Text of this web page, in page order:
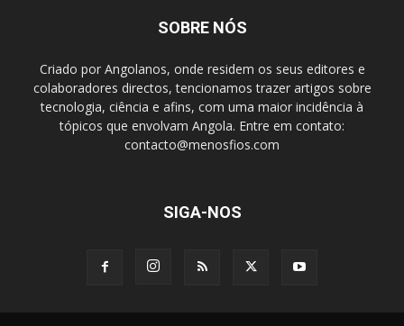
SOBRE NÓS
Criado por Angolanos, onde residem os seus editores e
colaboradores directos, tencionamos trazer artigos sobre
tecnologia, ciência e afins, com uma maior incidência à
tópicos que envolvam Angola. Entre em contato:
contacto@menosfios.com
SIGA-NOS